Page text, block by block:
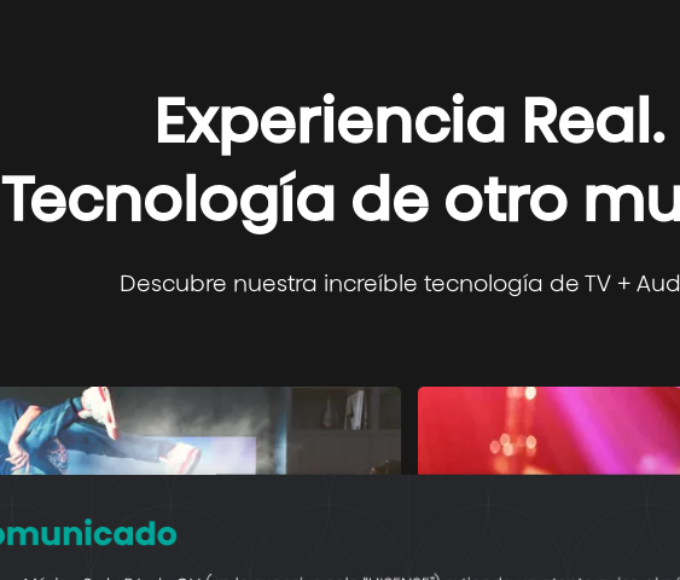
Experiencia Real.
Tecnología de otro
Descubre nuestra increíble tecnología de TV +